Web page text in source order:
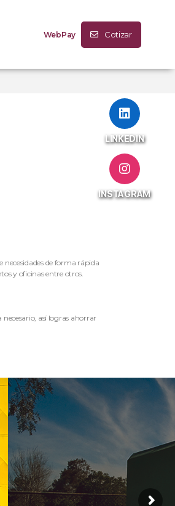
WebPay Cotizar
de forma rápida
y oficinas entre otros.
así logras ahorrar
LINKEDIN
INSTAGRAM